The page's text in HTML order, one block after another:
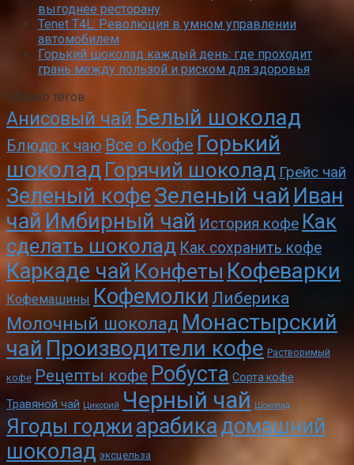
выгоднее ресторану
Tenet T4L: Революция в умном управлении
автомобилем
Горький шоколад каждый день: где проходит
грань между пользой и риском для здоровья
Облако тегов
Анисовый чай Белый шоколад
Блюдо к чаю Все о Кофе Горький
шоколад Горячий шоколад Грейс чай
Зеленый кофеЗеленый чай Иван
чай Имбирный чай История кофе Как
сделать шоколад Как сохранить кофе
Каркаде чай Конфеты Кофеварки
Кофемашины Кофемолки Либерика
Молочный шоколад Монастырский
чай Производители кофе Растворимый
кофе Рецепты кофе Робуста Сорта кофе
Травяной чай Цикорий Черный чай Шоколад
Ягоды годжи арабикадомашний
шоколад эксцельза